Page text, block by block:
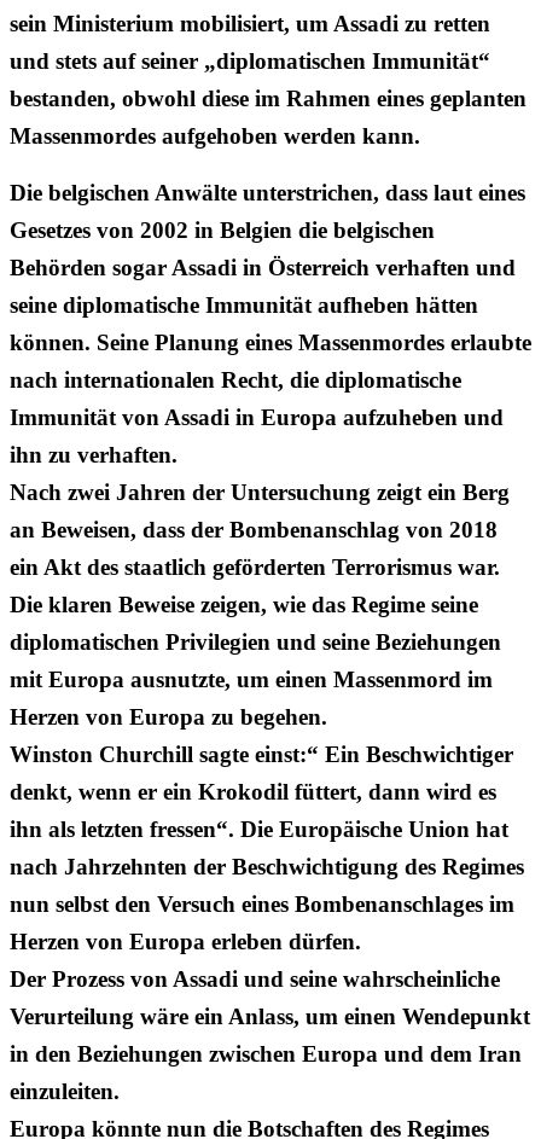
sein Ministerium mobilisiert, um Assadi zu retten
und stets auf seiner „diplomatischen Immunität“
bestanden, obwohl diese im Rahmen eines geplanten
Massenmordes aufgehoben werden kann.
Die belgischen Anwälte unterstrichen, dass laut eines
Gesetzes von 2002 in Belgien die belgischen
Behörden sogar Assadi in Österreich verhaften und
seine diplomatische Immunität aufheben hätten
können. Seine Planung eines Massenmordes erlaubte
nach internationalen Recht, die diplomatische
Immunität von Assadi in Europa aufzuheben und
ihn zu verhaften.
Nach zwei Jahren der Untersuchung zeigt ein Berg
an Beweisen, dass der Bombenanschlag von 2018
ein Akt des staatlich geförderten Terrorismus war.
Die klaren Beweise zeigen, wie das Regime seine
diplomatischen Privilegien und seine Beziehungen
mit Europa ausnutzte, um einen Massenmord im
Herzen von Europa zu begehen.
Winston Churchill sagte einst:“ Ein Beschwichtiger
denkt, wenn er ein Krokodil füttert, dann wird es
ihn als letzten fressen“. Die Europäische Union hat
nach Jahrzehnten der Beschwichtigung des Regimes
nun selbst den Versuch eines Bombenanschlages im
Herzen von Europa erleben dürfen.
Der Prozess von Assadi und seine wahrscheinliche
Verurteilung wäre ein Anlass, um einen Wendepunkt
in den Beziehungen zwischen Europa und dem Iran
einzuleiten.
Europa könnte nun die Botschaften des Regimes